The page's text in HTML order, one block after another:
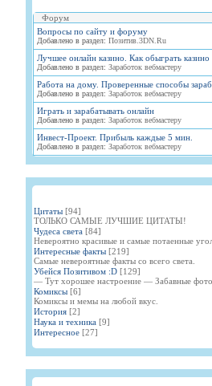
Форум
Вопросы по сайту и форуму
Добавлено в раздел: Позитив.3DN.Ru
Лучшее онлайн казино. Как обыграть казино
Добавлено в раздел: Заработок вебмастеру
Работа на дому. Проверенные способы
Добавлено в раздел: Заработок вебмастеру
Играть и зарабатывать онлайн
Добавлено в раздел: Заработок вебмастеру
Инвест-Проект. Прибыль каждые 5 мин.
Добавлено в раздел: Заработок вебмастеру
Цитаты [94]
ТОЛЬКО САМЫЕ ЛУЧШИЕ ЦИТАТЫ!
Чудеса света [84]
Невероятно красивые и самые потаенные
Интересные факты [219]
Самые невероятные факты со всего света.
Убейся Позитивом :D [129]
— Тут хорошее настроение — Забавные
Комиксы [6]
Комиксы и мемы на любой вкус.
История [2]
Наука и техника [9]
Интересное [27]